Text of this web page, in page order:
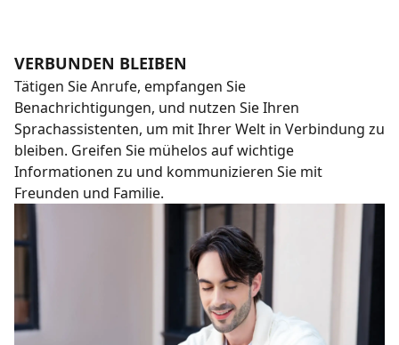
VERBUNDEN BLEIBEN
Tätigen Sie Anrufe, empfangen Sie
Benachrichtigungen, und nutzen Sie Ihren
Sprachassistenten, um mit Ihrer Welt in Verbindung zu
bleiben. Greifen Sie mühelos auf wichtige
Informationen zu und kommunizieren Sie mit
Freunden und Familie.